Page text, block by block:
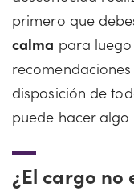
primero que
calma para luego
disposición de
puede hacer algo
¿El cargo no